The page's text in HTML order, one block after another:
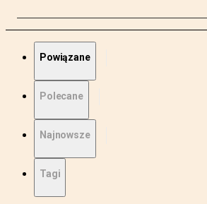
Powiązane
Polecane
Najnowsze
Tagi